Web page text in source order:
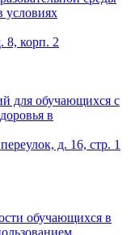
условиях
8, корп. 2
для обучающихся с
в
д. 16, стр. 1
обучающихся в